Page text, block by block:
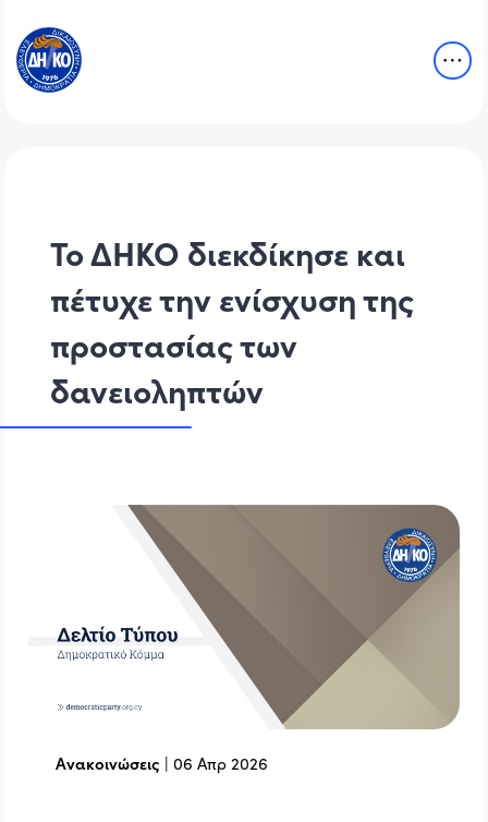
Το ΔΗΚΟ διεκδίκησε και
πέτυχε την ενίσχυση της
προστασίας των
δανειοληπτών
Ανακοινώσεις |06 Απρ 2026